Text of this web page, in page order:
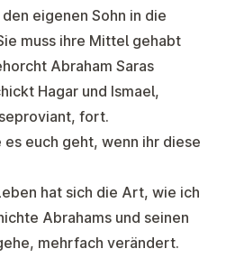
eigenen Sohn in die
muss ihre Mittel gehabt
Abraham Saras
Hagar und Ismael,
fort.
euch geht, wenn ihr diese
hat sich die Art, wie ich
Abrahams und seinen
mehrfach verändert.